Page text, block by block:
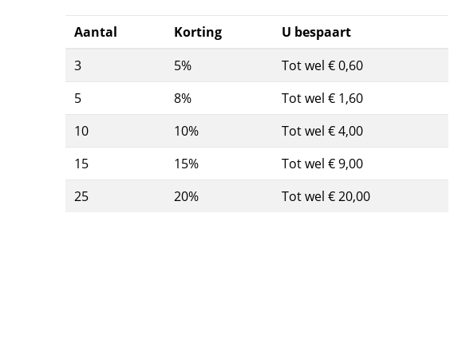
Aantal Korting
U bespaart
3
5%
Tot wel € 0,60
5
8%
Tot wel € 1,60
10
10%
Tot wel € 4,00
15
15%
Tot wel € 9,00
25
20% Tot wel € 20,00